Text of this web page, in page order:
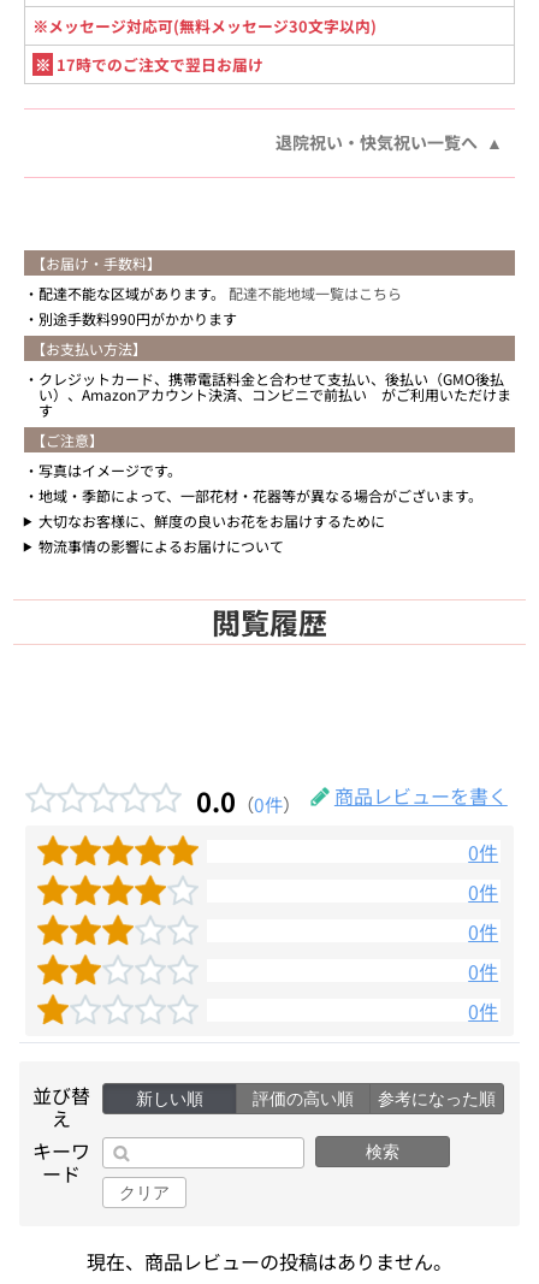
※メッセージ対応可(無料メッセージ30文字以内)
※ 17時でのご注文で翌日お届け
退院祝い・快気祝い一覧へ
【お届け・手数料】
配達不能な区域があります。 配達不能地域一覧はこちら
別途手数料990円がかかります
【お支払い方法】
クレジットカード、携帯電話料金と合わせて支払い、後払い（GMO後払
い）、Amazonアカウント決済、コンビニで前払い がご利用いただけま
す
【ご注意】
写真はイメージです。
地域・季節によって、一部花材・花器等が異なる場合がございます。
大切なお客様に、鮮度の良いお花をお届けするために
物流事情の影響によるお届けについて
閲覧履歴
0.0 （0件）
商品レビューを書く
0件
0件
0件
0件
0件
並び替
え
新しい順 評価の高い順 参考になった順
キーワ
ード
検索
クリア
現在、商品レビューの投稿はありません。